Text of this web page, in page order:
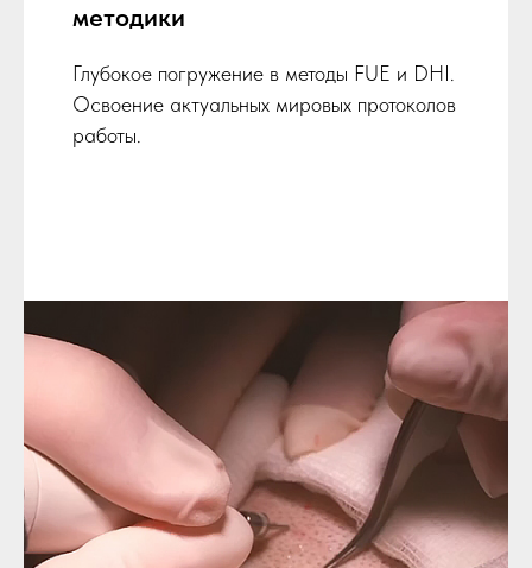
методики
Глубокое погружение в методы FUE и DHI.
Освоение актуальных мировых протоколов
работы.